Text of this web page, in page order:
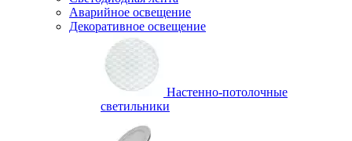
Аварийное освещение
Декоративное освещение
Настенно-потолочные
светильники